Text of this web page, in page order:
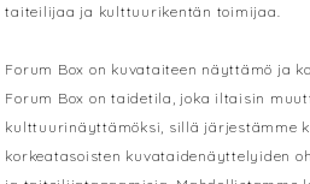
taiteilijaa ja kulttuurikentän toimijaa.
Forum Box on kuvataiteen näyttämö ja
Forum Box on taidetila, joka iltaisin
kulttuurinäyttämöksi, sillä järjestämme
korkeatasoisten kuvataidenäyttelyiden